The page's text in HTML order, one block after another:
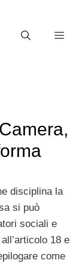
disciplina la
si può
sociali e
18 e
come